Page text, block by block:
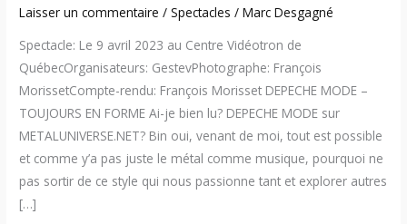
Laisser un commentaire /Spectacles /Marc Desgagné
Spectacle: Le 9 avril 2023 au Centre Vidéotron de
QuébecOrganisateurs: GestevPhotographe: François
MorissetCompte-rendu: François Morisset DEPECHE MODE –
TOUJOURS EN FORME Ai-je bien lu? DEPECHE MODE sur
METALUNIVERSE.NET? Bin oui, venant de moi, tout est possible
et comme y’a pas juste le métal comme musique, pourquoi ne
pas sortir de ce style qui nous passionne tant et explorer autres
[…]